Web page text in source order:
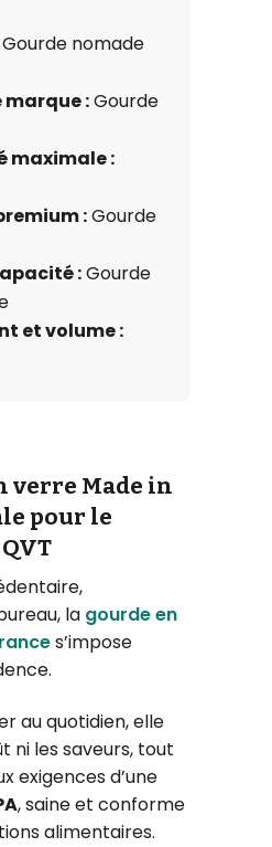
Gourde nomade
marque :Gourde
maximale :
:Gourde
:Gourde
et volume :
verre Made in
pour le
la gourde en
s’impose
au quotidien, elle
ni les saveurs, tout
exigences d’une
, saine et conforme
alimentaires.